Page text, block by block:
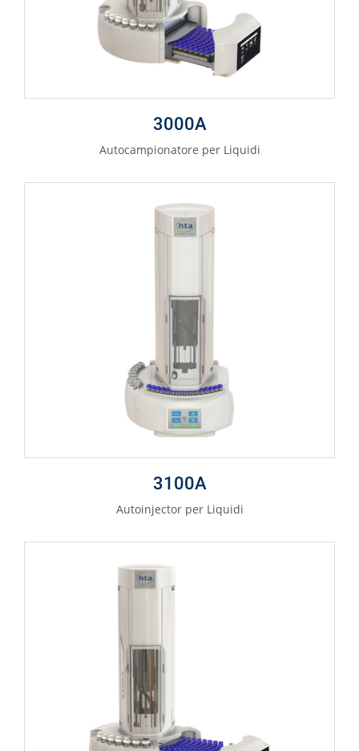
3000A
Autocampionatore per Liquidi
3100A
Autoinjector per Liquidi